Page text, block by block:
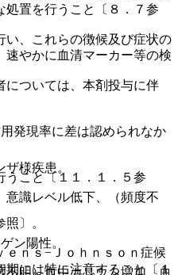
、これらの徴候及び症状の
ついては、本剤投与に伴
発現率に差は認められなか
こと〔１１．１．５参
〕。
ｎｓ−Ｊｏｈｎｓｏｎ症候
には特に注意すること〔１
処置を行うこと〔８．７参
やかに血清マーカー等の検
様疾患。
識レベル低下、（頻度不
ン陽性。